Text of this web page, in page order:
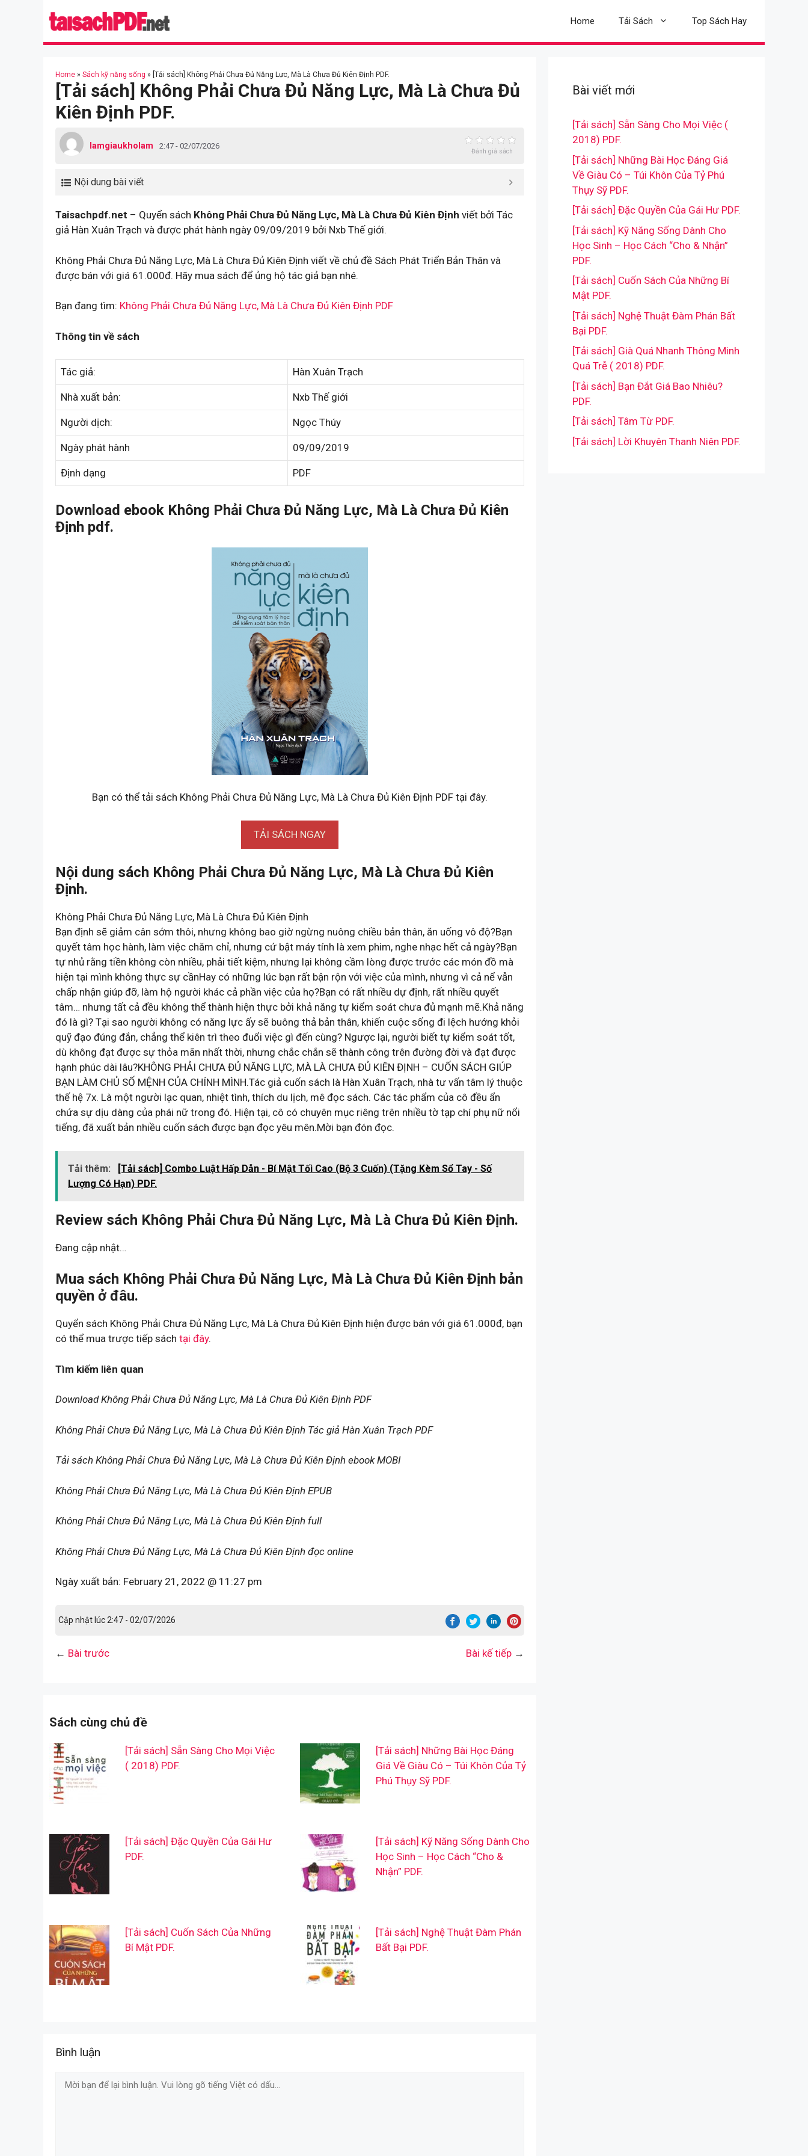
Home Tải Sách Top Sách Hay
Home » Sách kỹ năng sống » [Tải sách] Không Phải Chưa Đủ Năng Lực, Mà Là Chưa Đủ Kiên Định PDF.
[Tải sách] Không Phải Chưa Đủ Năng Lực, Mà Là Chưa Đủ
Kiên Định PDF.
lamgiaukholam 2:47 - 02/07/2026
Đánh giá sách
Nội dung bài viết
Taisachpdf.net – Quyển sách Không Phải Chưa Đủ Năng Lực, Mà Là Chưa Đủ Kiên Định viết bởi Tác
giả Hàn Xuân Trạch và được phát hành ngày 09/09/2019 bởi Nxb Thế giới.
Không Phải Chưa Đủ Năng Lực, Mà Là Chưa Đủ Kiên Định viết về chủ đề Sách Phát Triển Bản Thân và
được bán với giá 61.000đ. Hãy mua sách để ủng hộ tác giả bạn nhé.
Bạn đang tìm: Không Phải Chưa Đủ Năng Lực, Mà Là Chưa Đủ Kiên Định PDF
Thông tin về sách
Tác giả: Hàn Xuân Trạch
Nhà xuất bản: Nxb Thế giới
Người dịch: Ngọc Thúy
Ngày phát hành 09/09/2019
Định dạng PDF
Download ebook Không Phải Chưa Đủ Năng Lực, Mà Là Chưa Đủ Kiên
Định pdf.
Bạn có thể tải sách Không Phải Chưa Đủ Năng Lực, Mà Là Chưa Đủ Kiên Định PDF tại đây.
TẢI SÁCH NGAY
Nội dung sách Không Phải Chưa Đủ Năng Lực, Mà Là Chưa Đủ Kiên
Định.
Không Phải Chưa Đủ Năng Lực, Mà Là Chưa Đủ Kiên Định
Bạn định sẽ giảm cân sớm thôi, nhưng không bao giờ ngừng nuông chiều bản thân, ăn uống vô độ?Bạn
quyết tâm học hành, làm việc chăm chỉ, nhưng cứ bật máy tính là xem phim, nghe nhạc hết cả ngày?Bạn
tự nhủ rằng tiền không còn nhiều, phải tiết kiệm, nhưng lại không cầm lòng được trước các món đồ mà
hiện tại mình không thực sự cầnHay có những lúc bạn rất bận rộn với việc của mình, nhưng vì cả nể vẫn
chấp nhận giúp đỡ, làm hộ người khác cả phần việc của họ?Bạn có rất nhiều dự định, rất nhiều quyết
tâm… nhưng tất cả đều không thể thành hiện thực bởi khả năng tự kiểm soát chưa đủ mạnh mẽ.Khả năng
đó là gì? Tại sao người không có năng lực ấy sẽ buông thả bản thân, khiến cuộc sống đi lệch hướng khỏi
quỹ đạo đúng đắn, chẳng thể kiên trì theo đuổi việc gì đến cùng? Ngược lại, người biết tự kiểm soát tốt,
dù không đạt được sự thỏa mãn nhất thời, nhưng chắc chắn sẽ thành công trên đường đời và đạt được
hạnh phúc dài lâu?KHÔNG PHẢI CHƯA ĐỦ NĂNG LỰC, MÀ LÀ CHƯA ĐỦ KIÊN ĐỊNH – CUỐN SÁCH GIÚP
BẠN LÀM CHỦ SỐ MỆNH CỦA CHÍNH MÌNH.Tác giả cuốn sách là Hàn Xuân Trạch, nhà tư vấn tâm lý thuộc
thế hệ 7x. Là một người lạc quan, nhiệt tình, thích du lịch, mê đọc sách. Các tác phẩm của cô đều ẩn
chứa sự dịu dàng của phái nữ trong đó. Hiện tại, cô có chuyên mục riêng trên nhiều tờ tạp chí phụ nữ nổi
tiếng, đã xuất bản nhiều cuốn sách được bạn đọc yêu mên.Mời bạn đón đọc.
Tải thêm:
[Tải sách] Combo Luật Hấp Dẫn - Bí Mật Tối Cao (Bộ 3 Cuốn) (Tặng Kèm Sổ Tay - Số
Lượng Có Hạn) PDF.
Review sách Không Phải Chưa Đủ Năng Lực, Mà Là Chưa Đủ Kiên Định.
Đang cập nhật…
Mua sách Không Phải Chưa Đủ Năng Lực, Mà Là Chưa Đủ Kiên Định bản
quyền ở đâu.
Quyển sách Không Phải Chưa Đủ Năng Lực, Mà Là Chưa Đủ Kiên Định hiện được bán với giá 61.000đ, bạn
có thể mua trược tiếp sách tại đây.
Tìm kiếm liên quan
Download Không Phải Chưa Đủ Năng Lực, Mà Là Chưa Đủ Kiên Định PDF
Không Phải Chưa Đủ Năng Lực, Mà Là Chưa Đủ Kiên Định Tác giả Hàn Xuân Trạch PDF
Tải sách Không Phải Chưa Đủ Năng Lực, Mà Là Chưa Đủ Kiên Định ebook MOBI
Không Phải Chưa Đủ Năng Lực, Mà Là Chưa Đủ Kiên Định EPUB
Không Phải Chưa Đủ Năng Lực, Mà Là Chưa Đủ Kiên Định full
Không Phải Chưa Đủ Năng Lực, Mà Là Chưa Đủ Kiên Định đọc online
Ngày xuất bản: February 21, 2022 @ 11:27 pm
Cập nhật lúc 2:47 - 02/07/2026
← Bài trước Bài kế tiếp →
Sách cùng chủ đề
[Tải sách] Sẵn Sàng Cho Mọi Việc
( 2018) PDF.
[Tải sách] Những Bài Học Đáng
Giá Về Giàu Có – Túi Khôn Của Tỷ
Phú Thụy Sỹ PDF.
[Tải sách] Đặc Quyền Của Gái Hư
PDF.
[Tải sách] Kỹ Năng Sống Dành Cho
Học Sinh – Học Cách “Cho &
Nhận” PDF.
[Tải sách] Cuốn Sách Của Những
Bí Mật PDF.
[Tải sách] Nghệ Thuật Đàm Phán
Bất Bại PDF.
Bình luận
Comment
Bài viết mới
[Tải sách] Sẵn Sàng Cho Mọi Việc (
2018) PDF.
[Tải sách] Những Bài Học Đáng Giá
Về Giàu Có – Túi Khôn Của Tỷ Phú
Thụy Sỹ PDF.
[Tải sách] Đặc Quyền Của Gái Hư PDF.
[Tải sách] Kỹ Năng Sống Dành Cho
Học Sinh – Học Cách “Cho & Nhận”
PDF.
[Tải sách] Cuốn Sách Của Những Bí
Mật PDF.
[Tải sách] Nghệ Thuật Đàm Phán Bất
Bại PDF.
[Tải sách] Già Quá Nhanh Thông Minh
Quá Trễ ( 2018) PDF.
[Tải sách] Bạn Đắt Giá Bao Nhiêu?
PDF.
[Tải sách] Tâm Từ PDF.
[Tải sách] Lời Khuyên Thanh Niên PDF.